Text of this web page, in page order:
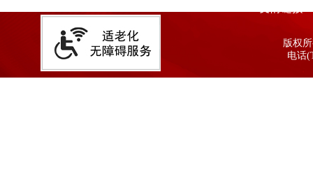
版权
电话